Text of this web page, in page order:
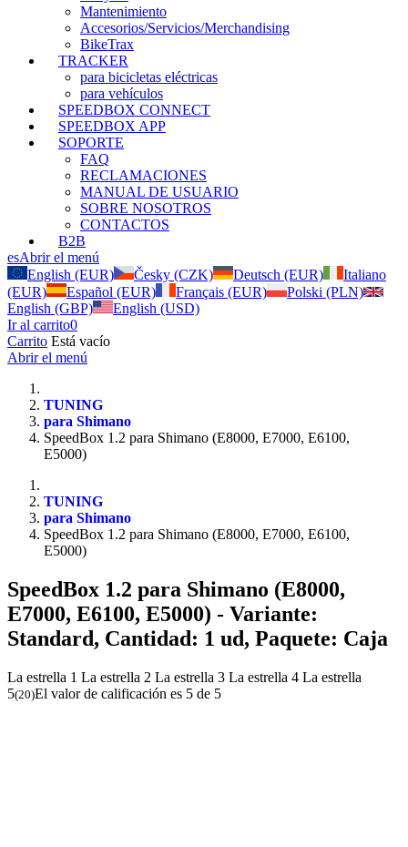
Mantenimiento
Accesorios/Servicios/Merchandising
BikeTrax
TRACKER
para bicicletas eléctricas
para vehículos
SPEEDBOX CONNECT
SPEEDBOX APP
SOPORTE
FAQ
RECLAMACIONES
MANUAL DE USUARIO
SOBRE NOSOTROS
CONTACTOS
B2B
esAbrir el menú
English (EUR)
Česky (CZK) Deutsch (EUR)
Italiano
(EUR)
Español (EUR) Français (EUR)
Polski (PLN)
English (GBP)
English (USD)
Ir al carrito0
Carrito Está vacío
Abrir el menú
TUNING
para Shimano
SpeedBox 1.2 para Shimano (E8000, E7000, E6100,
E5000)
TUNING
para Shimano
SpeedBox 1.2 para Shimano (E8000, E7000, E6100,
E5000)
SpeedBox 1.2 para Shimano (E8000,
E7000, E6100, E5000) - Variante:
Standard, Cantidad: 1 ud, Paquete: Caja
La estrella 1 La estrella 2 La estrella 3 La estrella 4 La estrella
5(20)El valor de calificación es 5 de 5